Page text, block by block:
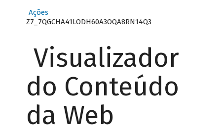
Ações
Z7_7QGCHA41LODH60A3OQA8RN14Q3
Visualizador
do Conteúdo
da Web